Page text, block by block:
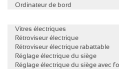
Ordinateur de bord
Vitres électriques
Rétroviseur électrique
Rétroviseur électrique rabattable
Réglage électrique du siège
Réglage électrique du siège avec